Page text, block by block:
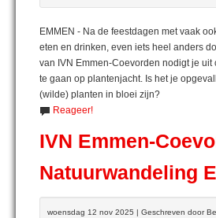
EMMEN - Na de feestdagen met vaak
eten en drinken, even iets heel anders
van IVN Emmen-Coevorden nodigt je uit
te gaan op plantenjacht. Is het je
(wilde) planten in bloei zijn?
Reageer!
IVN Emmen-
Natuurwandeling
woensdag 12 nov 2025 | Geschreven door